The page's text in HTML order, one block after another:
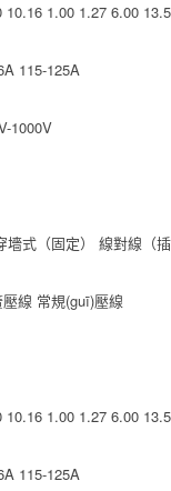
10.16 1.00 1.27 6.00
115-125A
1000V
墻式（固定）
線對線（插
線 常規(guī)壓線
10.16 1.00 1.27 6.00
115-125A